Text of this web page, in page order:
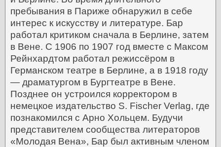
пребывания в Париже обнаружил в себе
интерес к искусству и литературе. Бар
работал критиком сначала в Берлине, затем
в Вене. С 1906 по 1907 год вместе с Максом
Рейнхардтом работал режиссёром в
Германском театре в Берлине, а в 1918 году
— драматургом в Бургтеатре в Вене.
Позднее он устроился корректором в
немецкое издательство S. Fischer Verlag, где
познакомился с Арно Хольцем. Будучи
представителем сообщества литераторов
«Молодая Вена», Бар был активным членом